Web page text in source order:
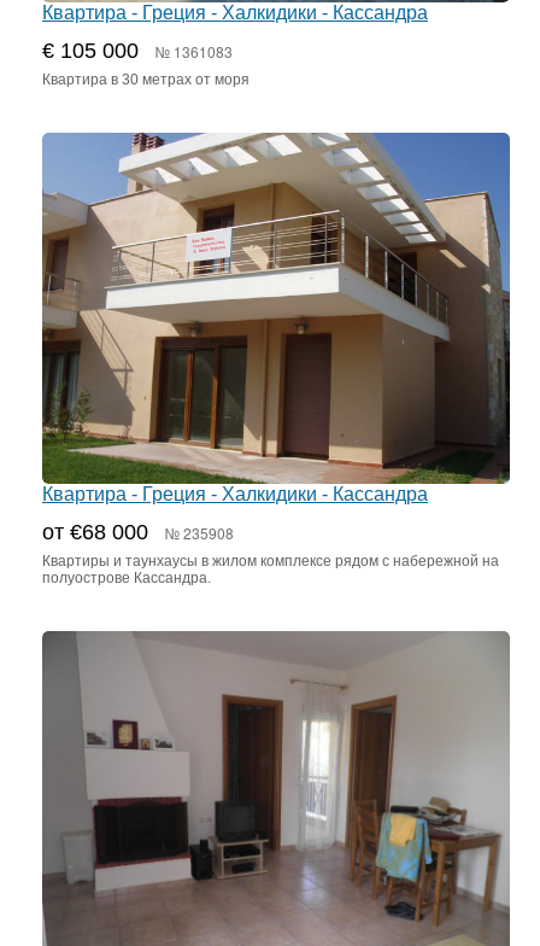
Квартира - Греция - Халкидики - Кассандра
€ 105 000 № 1361083
Квартира в 30 метрах от моря
Квартира - Греция - Халкидики - Кассандра
от €68 000 № 235908
Квартиры и таунхаусы в жилом комплексе рядом с набережной на
полуострове Кассандра.